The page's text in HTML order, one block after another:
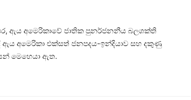
ඇය අමෙරිකාවේ ජාතික පුනර්ජනනීය බලශක්ති
ඇය අමෙරිකා එක්සත් ජනපදය-ඉන්දියාව සහ දකුණු
මෙහෙයා ඇත.